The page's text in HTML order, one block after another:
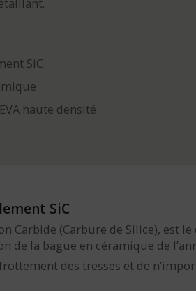
SiC
haute densité
SiC
Carbide (Carbure de Silice), est
de la bague en céramique de
des tresses et de